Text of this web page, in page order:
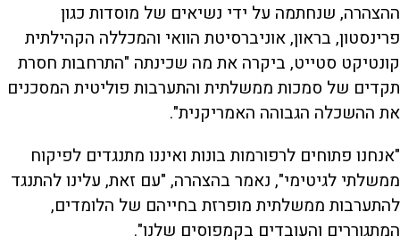
ההצהרה, שנחתמה על ידי נשיאים של מוסדות כגון
פרינסטון, בראון, אוניברסיטת הוואי והמכללה הקהילתית
קונטיקט סטייט, ביקרה את מה שכינתה "התרחבות חסרת
תקדים של סמכות ממשלתית והתערבות פוליטית המסכנים
את ההשכלה הגבוהה האמריקנית".
"אנחנו פתוחים לרפורמות בונות ואיננו מתנגדים לפיקוח
ממשלתי לגיטימי", נאמר בהצהרה, "עם זאת, עלינו להתנגד
להתערבות ממשלתית מופרזת בחייהם של הלומדים,
המתגוררים והעובדים בקמפוסים שלנו".